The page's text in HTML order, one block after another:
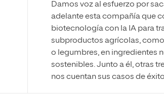
Damos voz al esfuerzo por
adelante esta compañía que
biotecnología con la IA para
subproductos agrícolas,
o legumbres, en ingredientes
sostenibles. Junto a él, otras
nos cuentan sus casos de